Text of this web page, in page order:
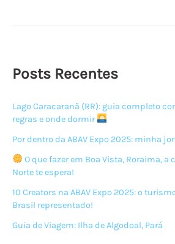
Rondoniense
Posts Recentes
Lago Caracaranã (RR): guia completo
regras e onde dormir
Por dentro da ABAV Expo 2025: minha
O que fazer em Boa Vista, Roraima,
Norte te espera!
10 Creators na ABAV Expo 2025: o
Brasil representado!
Guia de Viagem: Ilha de Algodoal, Pará